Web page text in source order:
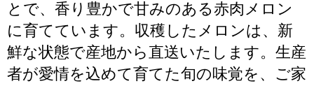
とで、香り豊かで甘みのある赤肉メロン
に育てています。収穫したメロンは、新
鮮な状態で産地から直送いたします。生産
者が愛情を込めて育てた旬の味覚を、ご家